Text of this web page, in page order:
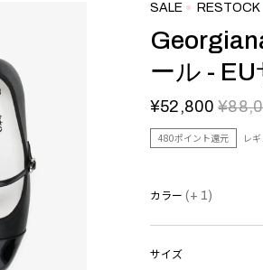
SALE RESTOCK
ール -
¥52,800
480ポイント還元 レ
カラー (+ 1)
サイズ